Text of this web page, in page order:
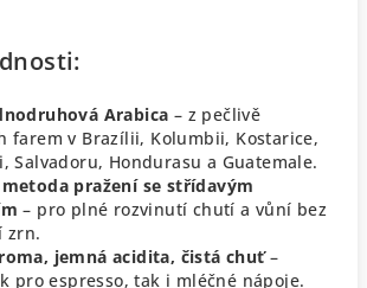
Arabica – z pečlivě
farem v Brazílii, Kolumbii, Kostarice,
Salvadoru, Hondurasu a Guatemale.
pražení se střídavým
– pro plné rozvinutí chutí a vůní bez
zrn.
jemná acidita, čistá chuť–
pro espresso, tak i mléčné nápoje.